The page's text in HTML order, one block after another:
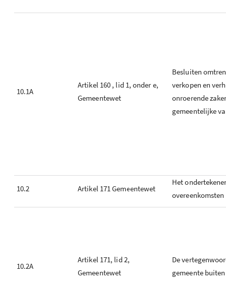
10.1A
Artikel 160 , lid 1, onder e,
Gemeentewet
Besluiten
verkopen en
onroerende
gemeentelijke
10.2 Artikel 171 Gemeentewet
Het
overeenkomsten
10.2A
Artikel 171, lid 2,
Gemeentewet
De
gemeente